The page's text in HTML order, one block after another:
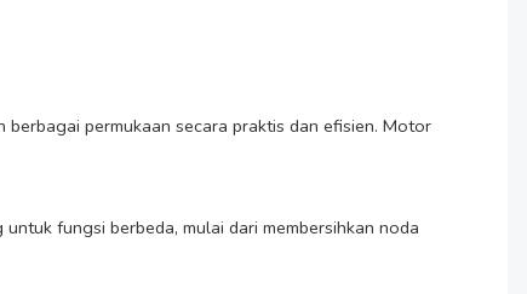
permukaan secara praktis dan efisien. Motor